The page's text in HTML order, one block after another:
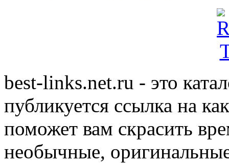
best-links.net.ru - это
публикуется ссылка на
поможет вам скрасить
необычные,